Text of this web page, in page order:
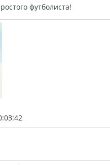
футболиста!